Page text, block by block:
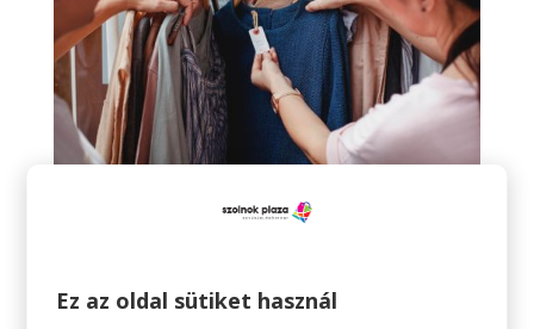
A trendek trükkösek. Látjuk, hogy mindenki szűk
Ez az oldal sütiket használ